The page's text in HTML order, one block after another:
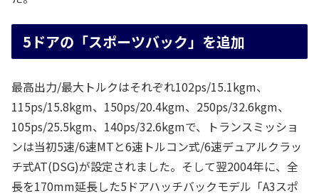
5ドアの「スポーツバック」を追加
最高出力/最大トルクはそれぞれ102ps/15.1kgm、
115ps/15.8kgm、150ps/20.4kgm、250ps/32.6kgm、
105ps/25.5kgm、140ps/32.6kgmで、トランスミッショ
ンは当初5速/6速MTと6速トルコン式/6速デュアルクラッ
チ式AT(DSG)が設定されました。そして翌2004年に、全
長を170mm延長した5ドアハッチバックモデル「A3スポ